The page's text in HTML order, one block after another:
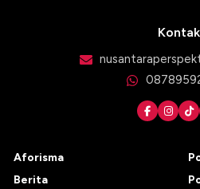
Kontak
Aforisma
Berita